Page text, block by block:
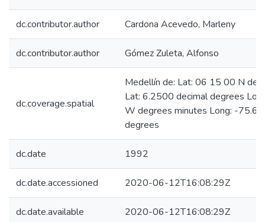
dc.contributor.author Cardona Acevedo, Marleny
dc.contributor.author Gómez Zuleta, Alfonso
dc.coverage.spatial
Medellín de: Lat: 06 15 00 N
Lat: 6.2500 decimal degrees
W degrees minutes Long: -
degrees
dc.date 1992
dc.date.accessioned 2020-06-12T16:08:29Z
dc.date.available 2020-06-12T16:08:29Z